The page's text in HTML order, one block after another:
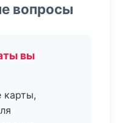
вопросы
вы
карты,